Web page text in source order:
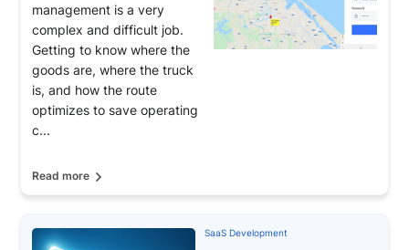
management is a very
complex and difficult job.
Getting to know where the
goods are, where the truck
is, and how the route
optimizes to save operating
c...
Read more
SaaS Development